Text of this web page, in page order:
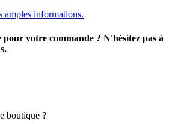
amples informations.
pour votre commande ? N'hésitez pas à
boutique ?